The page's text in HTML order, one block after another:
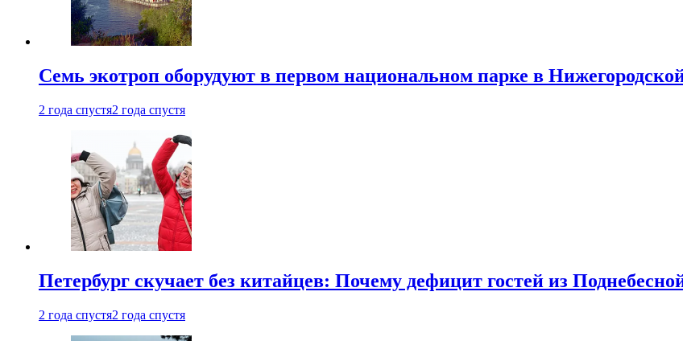
Семь экотроп оборудуют в первом национальном парке в
2 года спустя2 года спустя
Петербург скучает без китайцев: Почему дефицит гостей из
2 года спустя2 года спустя